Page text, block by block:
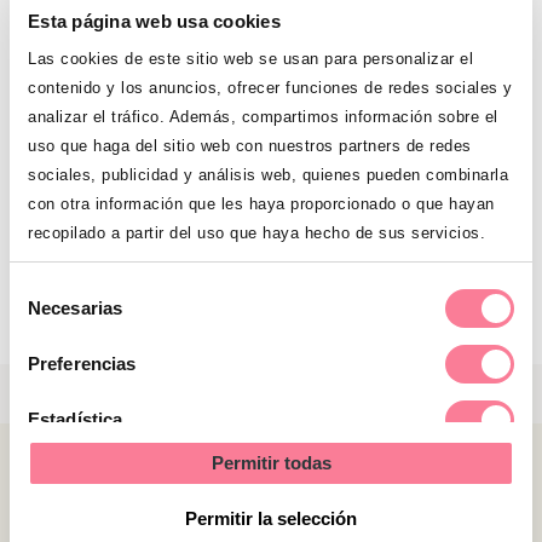
Esta página web usa cookies
Las cookies de este sitio web se usan para personalizar el
contenido y los anuncios, ofrecer funciones de redes sociales y
analizar el tráfico. Además, compartimos información sobre el
uso que haga del sitio web con nuestros partners de redes
sociales, publicidad y análisis web, quienes pueden combinarla
con otra información que les haya proporcionado o que hayan
recopilado a partir del uso que haya hecho de sus servicios.
Necesarias
Preferencias
Estadística
Permitir todas
Permitir la selección
Frases para despedir el año y empezar de